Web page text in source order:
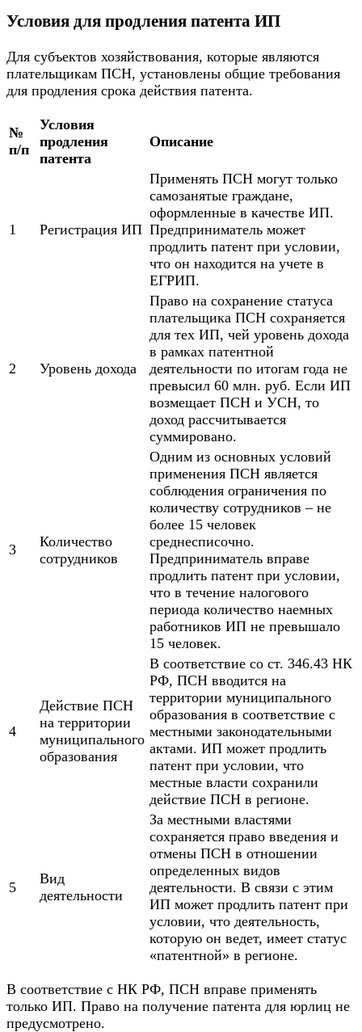
Условия для продления патента ИП
Для субъектов хозяйствования, которые являются
плательщикам ПСН, установлены общие требования
для продления срока действия патента.
№
п/п
Условия
продления
патента
Описание
1 Регистрация ИП
Применять ПСН могут только
самозанятые граждане,
оформленные в качестве ИП.
Предприниматель может
продлить патент при условии,
что он находится на учете в
ЕГРИП.
2 Уровень дохода
Право на сохранение статуса
плательщика ПСН сохраняется
для тех ИП, чей уровень дохода
в рамках патентной
деятельности по итогам года не
превысил 60 млн. руб. Если ИП
возмещает ПСН и УСН, то
доход рассчитывается
суммировано.
3
Количество
сотрудников
Одним из основных условий
применения ПСН является
соблюдения ограничения по
количеству сотрудников – не
более 15 человек
среднесписочно.
Предприниматель вправе
продлить патент при условии,
что в течение налогового
периода количество наемных
работников ИП не превышало
15 человек.
4
Действие ПСН
на территории
муниципального
образования
В соответствие со ст. 346.43 НК
РФ, ПСН вводится на
территории муниципального
образования в соответствие с
местными законодательными
актами. ИП может продлить
патент при условии, что
местные власти сохранили
действие ПСН в регионе.
5
Вид
деятельности
За местными властями
сохраняется право введения и
отмены ПСН в отношении
определенных видов
деятельности. В связи с этим
ИП может продлить патент при
условии, что деятельность,
которую он ведет, имеет статус
«патентной» в регионе.
В соответствие с НК РФ, ПСН вправе применять
только ИП. Право на получение патента для юрлиц не
предусмотрено.